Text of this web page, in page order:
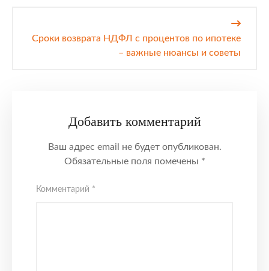
Сроки возврата НДФЛ с процентов по ипотеке
– важные нюансы и советы
Добавить комментарий
Ваш адрес email не будет опубликован.
Обязательные поля помечены *
Комментарий *